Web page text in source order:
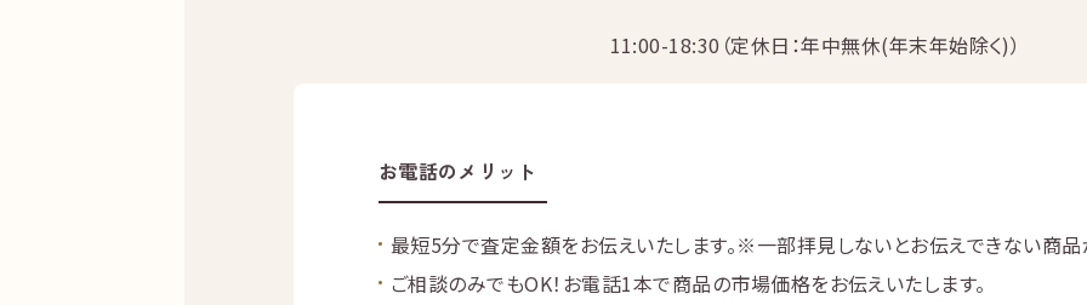
11:00-18:30（定休日：年中無休(年末年始除く)）
お電話のメリット
最短5分で査定金額をお伝えいたします。※一部拝見しないとお伝えできない商品
ご相談のみでもOK！お電話1本で商品の市場価格をお伝えいたします。